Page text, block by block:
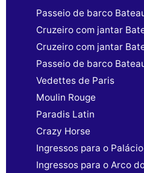
Passeio de barco
Cruzeiro com jantar
Cruzeiro com jantar
Passeio de barco
Vedettes de Paris
Moulin Rouge
Paradis Latin
Crazy Horse
Ingressos para o
Ingressos para o Arco